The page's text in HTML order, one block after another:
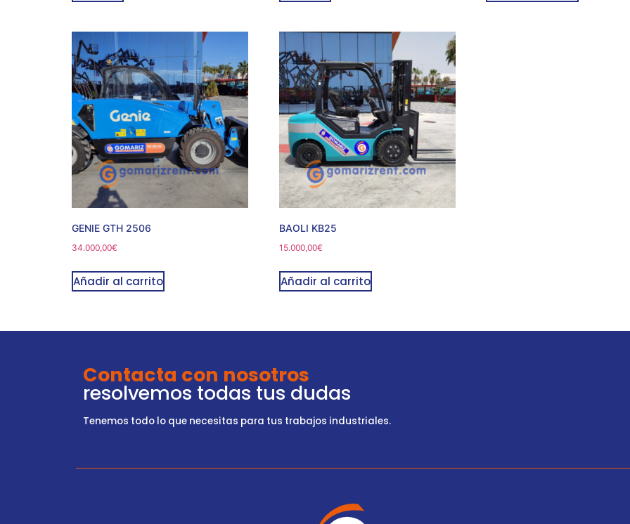
GENIE GTH 2506
34.000,00€
Añadir al carrito
BAOLI KB25
15.000,00€
Añadir al carrito
Contacta con nosotros
resolvemos todas tus dudas
Tenemos todo lo que necesitas para tus trabajos industriales.